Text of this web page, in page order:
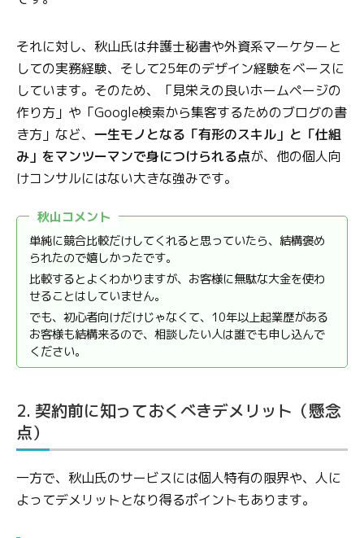
それに対し、秋山氏は弁護士秘書や外資系マーケターと
しての実務経験、そして25年のデザイン経験をベースに
しています。そのため、「見栄えの良いホームページの
作り方」や「Google検索から集客するためのブログの書
き方」など、 一生モノとなる「有形のスキル」と「仕組
み」をマンツーマンで身につけられる点が、他の個人向
けコンサルにはない大きな強みです。
秋山コメント
単純に競合比較だけしてくれると思っていたら、結構褒め
られたので嬉しかったです。
比較するとよくわかりますが、お客様に無駄な大金を使わ
せることはしていません。
でも、初心者向けだけじゃなくて、10年以上起業歴がある
お客様も結構来るので、相談したい人は誰でも申し込んで
ください。
2. 契約前に知っておくべきデメリット（懸念
点）
一方で、秋山氏のサービスには個人特有の限界や、人に
よってデメリットとなり得るポイントもあります。